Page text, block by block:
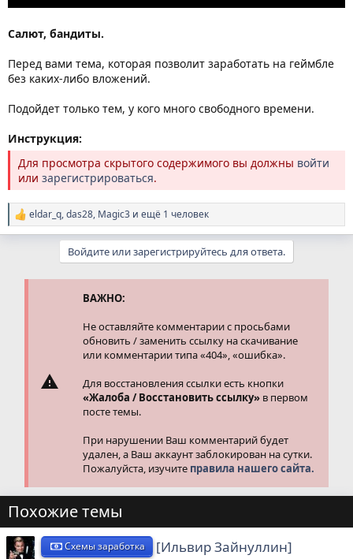
Салют, бандиты.
Перед вами тема, которая позволит заработать на геймбле
без каких-либо вложений.
Подойдет только тем, у кого много свободного времени.
Инструкция:
Для просмотра скрытого содержимого вы должны войти
или зарегистрироваться.
Р
е
eldar_q,das28, Magic3 и ещё 1 человек
Войдите или зарегистрируйтесь для ответа.
ВАЖНО:
Не оставляйте комментарии с просьбами
обновить / заменить ссылку на скачивание
или комментарии типа «404», «ошибка».
Для восстановления ссылки есть кнопки
«Жалоба / Восстановить ссылку» в первом
посте темы.
При нарушении Ваш комментарий будет
удален, а Ваш аккаунт заблокирован на сутки.
Пожалуйста, изучите правила нашего сайта.
Похожие темы
Схемы заработка
[Ильвир Зайнуллин]